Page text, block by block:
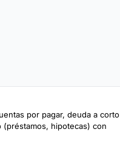
por pagar, deuda a corto
(préstamos, hipotecas) con